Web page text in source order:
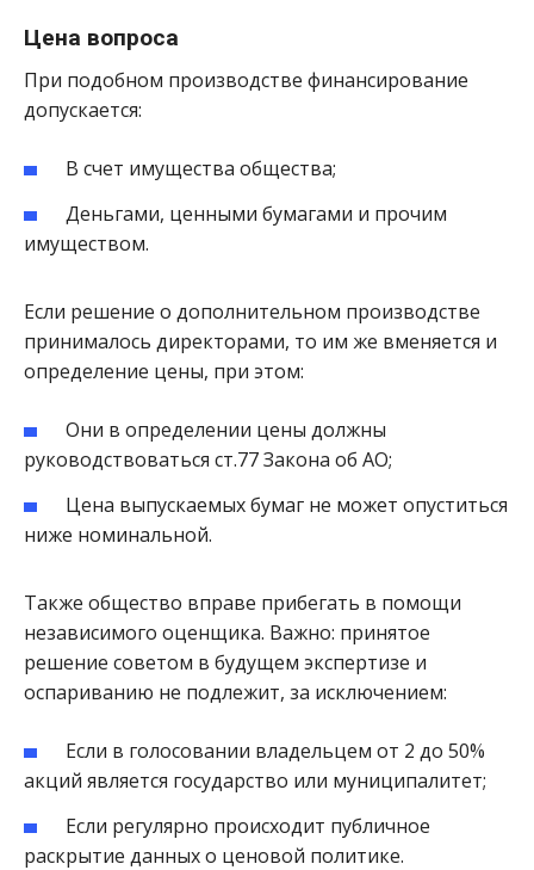
Цена вопроса
При подобном производстве финансирование
допускается:
В счет имущества общества;
Деньгами, ценными бумагами и прочим
имуществом.
Если решение о дополнительном производстве
принималось директорами, то им же вменяется и
определение цены, при этом:
Они в определении цены должны
руководствоваться ст.77 Закона об АО;
Цена выпускаемых бумаг не может опуститься
ниже номинальной.
Также общество вправе прибегать в помощи
независимого оценщика. Важно: принятое
решение советом в будущем экспертизе и
оспариванию не подлежит, за исключением:
Если в голосовании владельцем от 2 до 50%
акций является государство или муниципалитет;
Если регулярно происходит публичное
раскрытие данных о ценовой политике.